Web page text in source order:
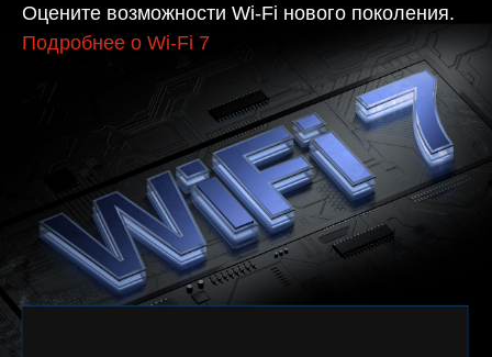
Оцените возможности Wi-Fi нового поколения.
Подробнее о Wi-Fi 7